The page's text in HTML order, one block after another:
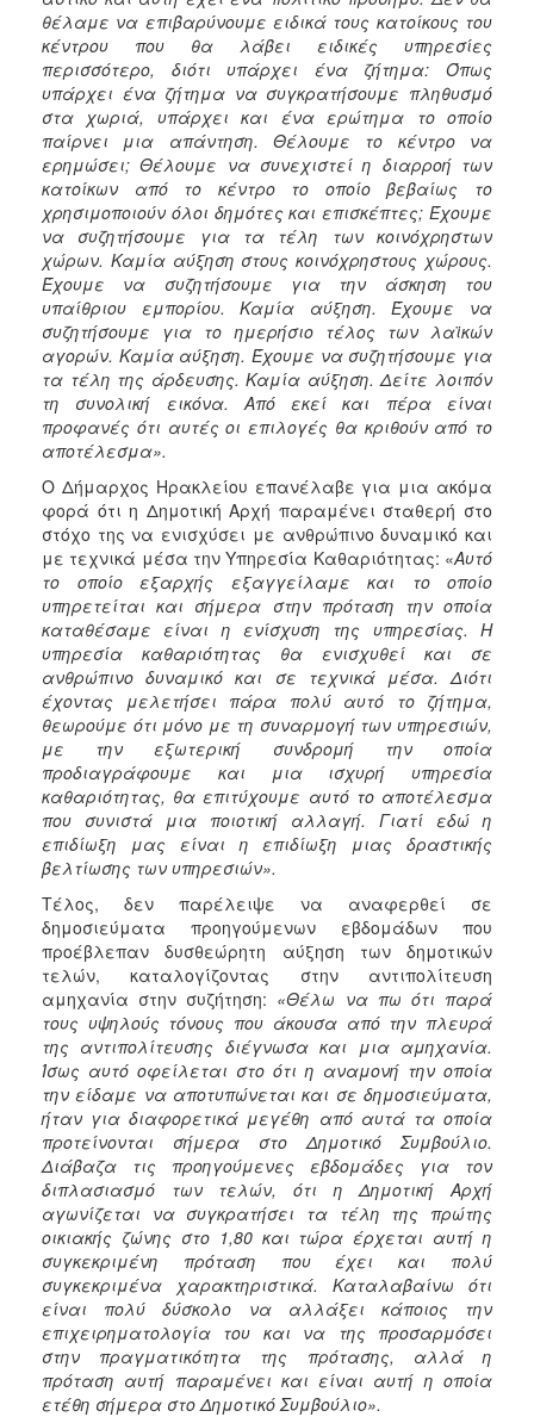
θέλαμε να επιβαρύνουμε ειδικά τους κατοίκους του
κέντρου που θα λάβει ειδικές υπηρεσίες
περισσότερο, διότι υπάρχει ένα ζήτημα: Όπως
υπάρχει ένα ζήτημα να συγκρατήσουμε πληθυσμό
στα χωριά, υπάρχει και ένα ερώτημα το οποίο
παίρνει μια απάντηση. Θέλουμε το κέντρο να
ερημώσει; Θέλουμε να συνεχιστεί η διαρροή των
κατοίκων από το κέντρο το οποίο βεβαίως το
χρησιμοποιούν όλοι δημότες και επισκέπτες; Έχουμε
να συζητήσουμε για τα τέλη των κοινόχρηστων
χώρων. Καμία αύξηση στους κοινόχρηστους χώρους.
Έχουμε να συζητήσουμε για την άσκηση του
υπαίθριου εμπορίου. Καμία αύξηση. Έχουμε να
συζητήσουμε για το ημερήσιο τέλος των λαϊκών
αγορών. Καμία αύξηση. Έχουμε να συζητήσουμε για
τα τέλη της άρδευσης. Καμία αύξηση. Δείτε λοιπόν
τη συνολική εικόνα. Από εκεί και πέρα είναι
προφανές ότι αυτές οι επιλογές θα κριθούν από το
αποτέλεσμα».
Ο Δήμαρχος Ηρακλείου επανέλαβε για μια ακόμα
φορά ότι η Δημοτική Αρχή παραμένει σταθερή στο
στόχο της να ενισχύσει με ανθρώπινο δυναμικό και
με τεχνικά μέσα την Υπηρεσία Καθαριότητας: «Αυτό
το οποίο εξαρχής εξαγγείλαμε και το οποίο
υπηρετείται και σήμερα στην πρόταση την οποία
καταθέσαμε είναι η ενίσχυση της υπηρεσίας. Η
υπηρεσία καθαριότητας θα ενισχυθεί και σε
ανθρώπινο δυναμικό και σε τεχνικά μέσα. Διότι
έχοντας μελετήσει πάρα πολύ αυτό το ζήτημα,
θεωρούμε ότι μόνο με τη συναρμογή των υπηρεσιών,
με την εξωτερική συνδρομή την οποία
προδιαγράφουμε και μια ισχυρή υπηρεσία
καθαριότητας, θα επιτύχουμε αυτό το αποτέλεσμα
που συνιστά μια ποιοτική αλλαγή. Γιατί εδώ η
επιδίωξη μας είναι η επιδίωξη μιας δραστικής
βελτίωσης των υπηρεσιών».
Τέλος, δεν παρέλειψε να αναφερθεί σε
δημοσιεύματα προηγούμενων εβδομάδων που
προέβλεπαν δυσθεώρητη αύξηση των δημοτικών
τελών, καταλογίζοντας στην αντιπολίτευση
αμηχανία στην συζήτηση: «Θέλω να πω ότι παρά
τους υψηλούς τόνους που άκουσα από την πλευρά
της αντιπολίτευσης διέγνωσα και μια αμηχανία.
Ίσως αυτό οφείλεται στο ότι η αναμονή την οποία
την είδαμε να αποτυπώνεται και σε δημοσιεύματα,
ήταν για διαφορετικά μεγέθη από αυτά τα οποία
προτείνονται σήμερα στο Δημοτικό Συμβούλιο.
Διάβαζα τις προηγούμενες εβδομάδες για τον
διπλασιασμό των τελών, ότι η Δημοτική Αρχή
αγωνίζεται να συγκρατήσει τα τέλη της πρώτης
οικιακής ζώνης στο 1,80 και τώρα έρχεται αυτή η
συγκεκριμένη πρόταση που έχει και πολύ
συγκεκριμένα χαρακτηριστικά. Καταλαβαίνω ότι
είναι πολύ δύσκολο να αλλάξει κάποιος την
επιχειρηματολογία του και να της προσαρμόσει
στην πραγματικότητα της πρότασης, αλλά η
πρόταση αυτή παραμένει και είναι αυτή η οποία
ετέθη σήμερα στο Δημοτικό Συμβούλιο».